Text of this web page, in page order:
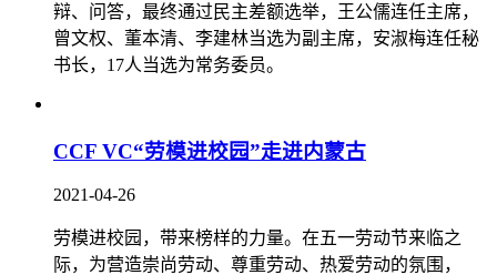
辩、问答，最终通过民主差额选举，王公儒连任主席，
曾文权、董本清、李建林当选为副主席，安淑梅连任秘
书长，17人当选为常务委员。
CCF VC“劳模进校园”走进内蒙古
2021-04-26
劳模进校园，带来榜样的力量。在五一劳动节来临之
际，为营造崇尚劳动、尊重劳动、热爱劳动的氛围，